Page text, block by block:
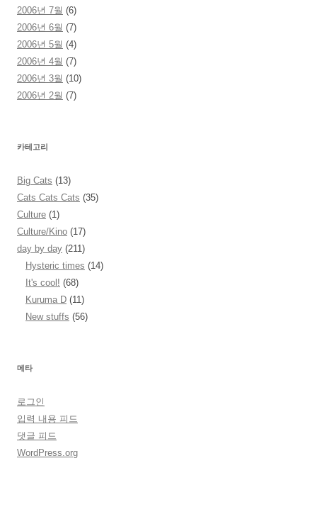
2006년 7월 (6)
2006년 6월 (7)
2006년 5월 (4)
2006년 4월 (7)
2006년 3월 (10)
2006년 2월 (7)
카테고리
Big Cats (13)
Cats Cats Cats (35)
Culture (1)
Culture/Kino (17)
day by day (211)
Hysteric times (14)
It's cool! (68)
Kuruma D (11)
New stuffs (56)
메타
로그인
입력 내용 피드
댓글 피드
WordPress.org